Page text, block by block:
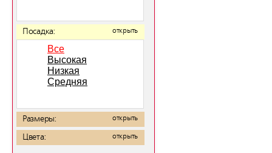
Посадка: открыть
Все
Высокая
Низкая
Средняя
Размеры: открыть
Цвета: открыть